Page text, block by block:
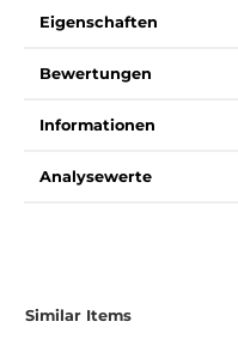
Eigenschaften
Bewertungen
Informationen
Analysewerte
Produktgalerie überspringen
Similar Items